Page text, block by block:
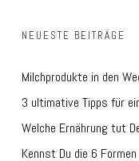
NEUESTE BEITRÄGE
Milchprodukte in den
3 ultimative Tipps für
Welche Ernährung tut
Kennst Du die 6